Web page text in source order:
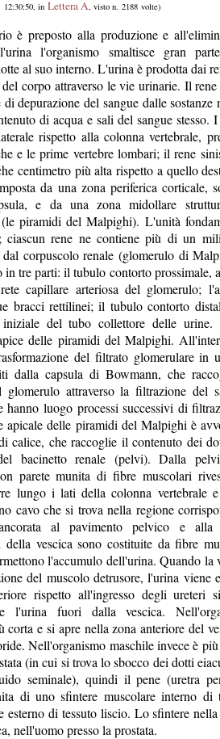
12:30:50, in Lettera A, visto n. 2188 volte)
è preposto alla produzione e
l'organismo smaltisce gran
al suo interno. L'urina è prodotta dai
corpo attraverso le vie urinarie. Il rene
depurazione del sangue dalle sostanze
di acqua e sali del sangue stesso.
rispetto alla colonna vertebrale,
e le prime vertebre lombari; il rene
centimetro più alta rispetto a quello
da una zona periferica corticale,
e da una zona midollare
piramidi del Malpighi). L'unità
ciascun rene ne contiene più di un
corpuscolo renale (glomerulo di
tre parti: il tubulo contorto prossimale,
capillare arteriosa del glomerulo;
bracci rettilinei; il tubulo contorto
del tubo collettore delle urine.
delle piramidi del Malpighi.
del filtrato glomerulare in
dalla capsula di Bowmann, che
glomerulo attraverso la filtrazione del
luogo processi successivi di
apicale delle piramidi del Malpighi è
calice, che raccoglie il contenuto dei
bacinetto renale (pelvi). Dalla
parete munita di fibre muscolari
lungo i lati della colonna vertebrale
cavo che si trova nella regione
al pavimento pelvico e alla
vescica sono costituite da fibre
l'accumulo dell'urina. Quando la
del muscolo detrusore, l'urina viene
rispetto all'ingresso degli ureteri
l'urina fuori dalla vescica.
corta e si apre nella zona anteriore del
Nell'organismo maschile invece è
(in cui si trova lo sbocco dei dotti
seminale), quindi il pene (uretra
di uno sfintere muscolare interno di
esterno di tessuto liscio. Lo sfintere
nell'uomo presso la prostata.